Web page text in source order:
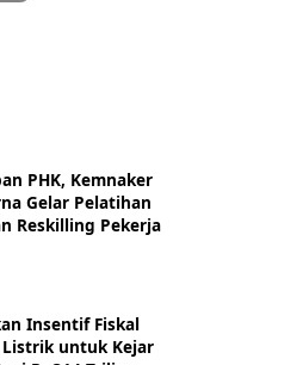
PHK, Kemnaker
Gelar Pelatihan
Reskilling Pekerja
Insentif Fiskal
Listrik untuk Kejar